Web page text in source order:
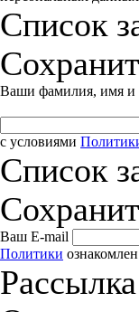
Список
Ваши фамилия, имя и
с условиями
Список
Ваш E-mail
Политики
Рассылка